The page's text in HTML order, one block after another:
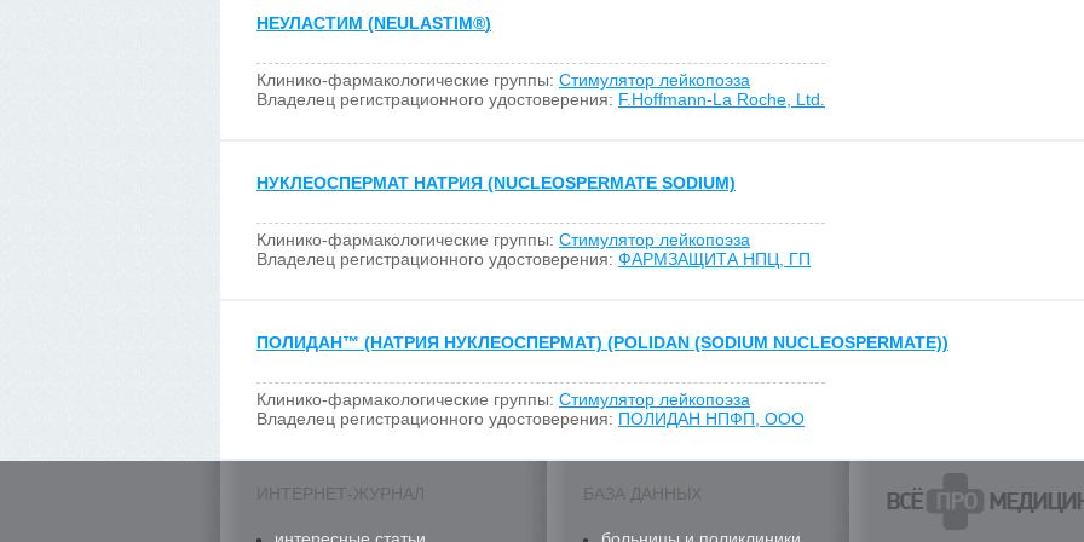
НЕУЛАСТИМ (NEULASTIM®)
Клинико-фармакологические группы: Стимулятор лейкопоэза
Владелец регистрационного удостоверения: F.Hoffmann-La Roche, Ltd.
НУКЛЕОСПЕРМАТ НАТРИЯ (NUCLEOSPERMATE SODIUM)
Клинико-фармакологические группы: Стимулятор лейкопоэза
Владелец регистрационного удостоверения: ФАРМЗАЩИТА НПЦ, ГП
ПОЛИДАН™ (НАТРИЯ НУКЛЕОСПЕРМАТ) (POLIDAN (SODIUM NUCLEOSPERMATE))
Клинико-фармакологические группы: Стимулятор лейкопоэза
Владелец регистрационного удостоверения: ПОЛИДАН НПФП, ООО
ИНТЕРНЕТ-ЖУРНАЛ БАЗА ДАННЫХ ВСЁ ПРО